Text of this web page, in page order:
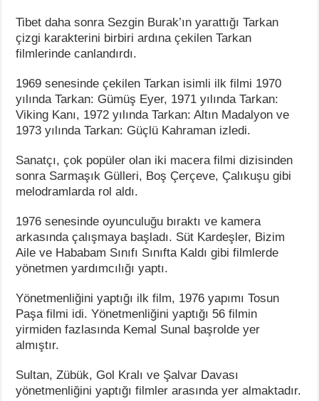
Tibet daha sonra Sezgin Burak’ın yarattığı Tarkan
çizgi karakterini birbiri ardına çekilen Tarkan
filmlerinde canlandırdı.
1969 senesinde çekilen Tarkan isimli ilk filmi 1970
yılında Tarkan: Gümüş Eyer, 1971 yılında Tarkan:
Viking Kanı, 1972 yılında Tarkan: Altın Madalyon ve
1973 yılında Tarkan: Güçlü Kahraman izledi.
Sanatçı, çok popüler olan iki macera filmi dizisinden
sonra Sarmaşık Gülleri, Boş Çerçeve, Çalıkuşu gibi
melodramlarda rol aldı.
1976 senesinde oyunculuğu bıraktı ve kamera
arkasında çalışmaya başladı. Süt Kardeşler, Bizim
Aile ve Hababam Sınıfı Sınıfta Kaldı gibi filmlerde
yönetmen yardımcılığı yaptı.
Yönetmenliğini yaptığı ilk film, 1976 yapımı Tosun
Paşa filmi idi. Yönetmenliğini yaptığı 56 filmin
yirmiden fazlasında Kemal Sunal başrolde yer
almıştır.
Sultan, Zübük, Gol Kralı ve Şalvar Davası
yönetmenliğini yaptığı filmler arasında yer almaktadır.